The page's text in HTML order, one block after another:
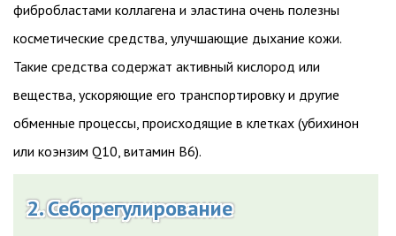
фибробластами коллагена и эластина очень полезны
косметические средства, улучшающие дыхание кожи.
Такие средства содержат активный кислород или
вещества, ускоряющие его транспортировку и другие
обменные процессы, происходящие в клетках (убихинон
или коэнзим Q10, витамин В6).
2. Себорегулирование